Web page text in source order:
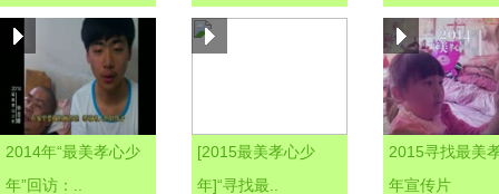
2014年“最美孝心少
年”回访：..
[2015最美孝心少
年]“寻找最..
2015寻找最美
年宣传片